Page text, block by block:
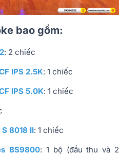
bao gồm:
: 2 chiếc
IPS 2.5K: 1 chiếc
IPS 5.0K: 1 chiếc
8018 II: 1 chiếc
BS9800: 1 bộ (đầu thu và 2